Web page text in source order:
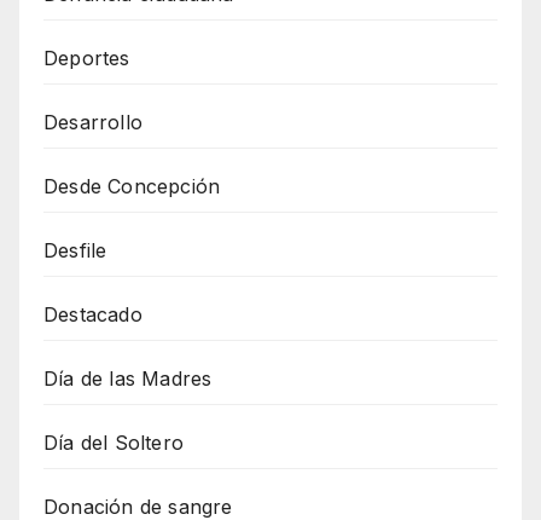
Deportes
Desarrollo
Desde Concepción
Desfile
Destacado
Día de las Madres
Día del Soltero
Donación de sangre